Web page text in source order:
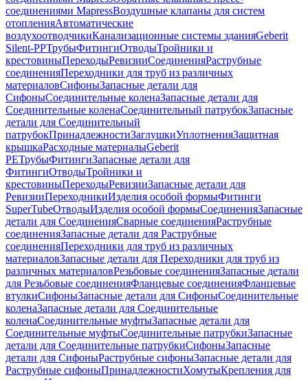
соединениями MapressВоздушные клапаны для систем
отопленияАвтоматические
воздухоотводчикиКанализационные системы зданияGeberit
Silent-PPТрубыФитингиОтводыТройники и
крестовиныПереходыРевизииСоединенияРаструбные
соединенияПереходники для труб из различных
материаловСифоныЗапасные детали для
СифоныСоединительные коленаЗапасные детали для
Соединительные коленаСоединительный патрубокЗапасные
детали для Соединительный
патрубокПринадлежностиЗаглушкиУплотненияЗащитная
крышкаРасходные материалыGeberit
PEТрубыФитингиЗапасные детали для
ФитингиОтводыТройники и
крестовиныПереходыРевизииЗапасные детали для
РевизииПереходникиИзделия особой формыФитинги
SuperTubeОтводыИзделия особой формыСоединенияЗапасные
детали для СоединенияСварные соединенияРаструбные
соединенияЗапасные детали для Раструбные
соединенияПереходники для труб из различных
материаловЗапасные детали для Переходники для труб из
различных материаловРезьбовые соединенияЗапасные детали
для Резьбовые соединенияФланцевые соединенияФланцевые
втулкиСифоныЗапасные детали для СифоныСоединительные
коленаЗапасные детали для Соединительные
коленаСоединительные муфтыЗапасные детали для
Соединительные муфтыСоединительные патрубкиЗапасные
детали для Соединительные патрубкиСифоныЗапасные
детали для СифоныРаструбные сифоныЗапасные детали для
Раструбные сифоныПринадлежностиХомутыКрепления для